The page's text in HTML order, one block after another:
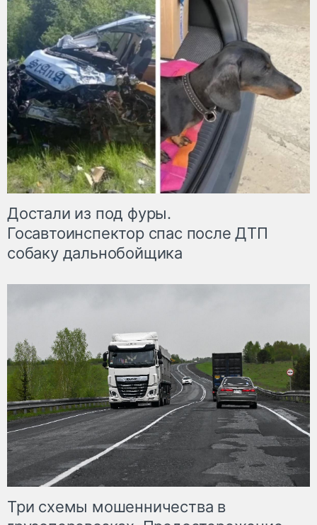
Достали из под фуры.
Госавтоинспектор спас после ДТП
собаку дальнобойщика
Три схемы мошенничества в